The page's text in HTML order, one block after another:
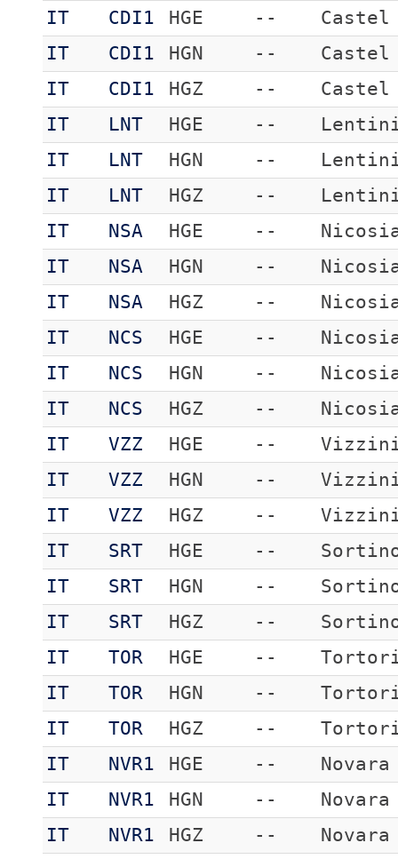
IT
CDI1 HGE --
IT
CDI1 HGN --
IT
CDI1 HGZ --
IT
LNT HGE --
IT
LNT HGN --
IT
LNT HGZ --
IT
NSA HGE --
IT
NSA HGN --
IT
NSA HGZ --
IT
NCS HGE --
IT
NCS HGN --
IT
NCS HGZ --
IT
VZZ HGE --
IT
VZZ HGN --
IT
VZZ HGZ --
IT
SRT HGE --
IT
SRT HGN --
IT
SRT HGZ --
IT
TOR HGE --
IT
TOR HGN --
IT
TOR HGZ --
IT
NVR1 HGE --
IT
NVR1 HGN --
IT
NVR1 HGZ --